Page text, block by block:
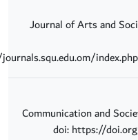
Journal of Arts and
Communication and
doi: https://